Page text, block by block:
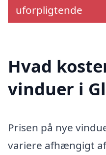
uforpligtende
Hvad
vinduer i
Prisen på nye
variere afhængigt